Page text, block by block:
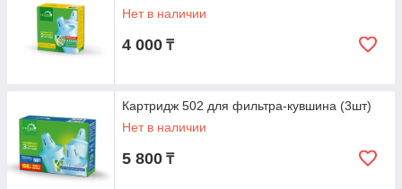
Нет в наличии
4 000 ₸
Картридж 502 для фильтра-кувшина (3шт)
Нет в наличии
5 800 ₸